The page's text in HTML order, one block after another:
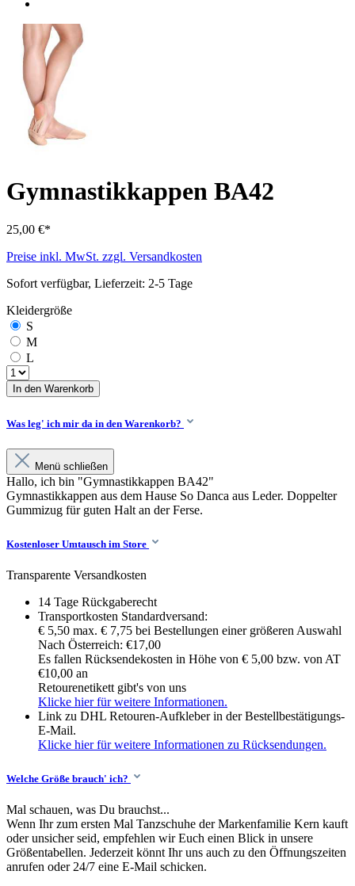
Gymnastikkappen BA42
25,00 €*
Preise inkl. MwSt. zzgl. Versandkosten
Sofort verfügbar, Lieferzeit: 2-5 Tage
Kleidergröße
S
M
L
In den Warenkorb
Was leg' ich mir da in den Warenkorb?
Menü schließen
Hallo, ich bin "Gymnastikkappen BA42"
Gymnastikkappen aus dem Hause So Danca aus Leder. Doppelter
Gummizug für guten Halt an der Ferse.
Kostenloser Umtausch im Store
Transparente Versandkosten
14 Tage Rückgaberecht
Transportkosten Standardversand:
€ 5,50 max. € 7,75 bei Bestellungen einer größeren Auswahl
Nach Österreich: €17,00
Es fallen Rücksendekosten in Höhe von € 5,00 bzw. von AT
€10,00 an
Retourenetikett gibt's von uns
Klicke hier für weitere Informationen.
Link zu DHL Retouren-Aufkleber in der Bestellbestätigungs-
E-Mail.
Klicke hier für weitere Informationen zu Rücksendungen.
Welche Größe brauch' ich?
Mal schauen, was Du brauchst...
Wenn Ihr zum ersten Mal Tanzschuhe der Markenfamilie Kern kauft
oder unsicher seid, empfehlen wir Euch einen Blick in unsere
Größentabellen. Jederzeit könnt Ihr uns auch zu den Öffnungszeiten
anrufen oder 24/7 eine E-Mail schicken.